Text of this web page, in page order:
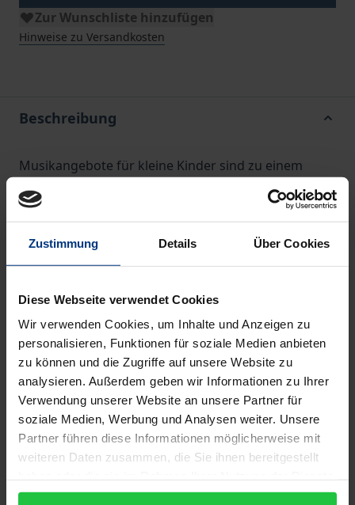
Zustimmung Details Über Cookies
Diese Webseite verwendet Cookies
Wir verwenden Cookies, um Inhalte und Anzeigen zu
personalisieren, Funktionen für soziale Medien anbieten
zu können und die Zugriffe auf unsere Website zu
analysieren. Außerdem geben wir Informationen zu Ihrer
Verwendung unserer Website an unsere Partner für
soziale Medien, Werbung und Analysen weiter. Unsere
Partner führen diese Informationen möglicherweise mit
weiteren Daten zusammen, die Sie ihnen bereitgestellt
gesammelt haben.
Zur Wunschliste hinzufügen
Hinweise zu Versandkosten
Beschreibung
Musikangebote für kleine Kinder sind zu einem
brandaktuellen Thema in der gegenwärtigen
Bildungsdiskussion geworden. Können alle Kinder
die musikalisch besonders begabten? Wann kann
lernen Kinder überhaupt und was können sie schon?
In den einzelnen Kapiteln des Buches werden
allgemeine lerntheoretische Grundlagen und
entwicklungsbedingte Vorgänge vor dem
Hintergrund der Erkenntnisse aus der
Hirnforschung in verständlicher Form
zusammengetragen. Das Buch richtet sich an alle,
die sich für musikalisches Lernen interessieren oder
und Eltern, Ausbilder und Studierende, an